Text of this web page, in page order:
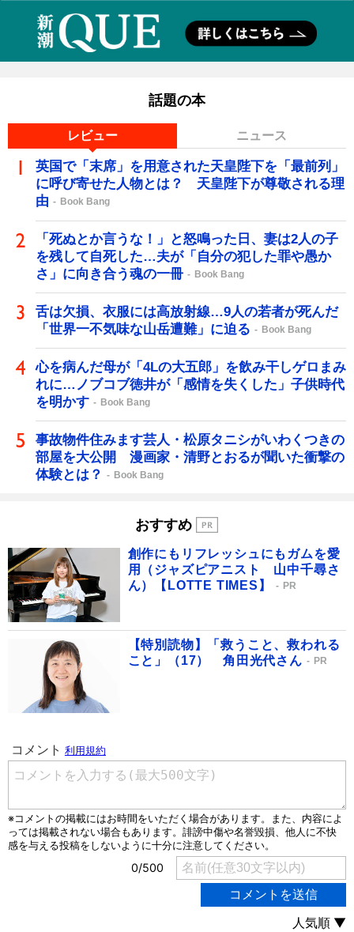
話題の本
レビュー ニュース
英国で「末席」を用意された天皇陛下を「最前列」
に呼び寄せた人物とは？ 天皇陛下が尊敬される理
由
Book Bang
「死ぬとか言うな！」と怒鳴った日、妻は2人の子
を残して自死した…夫が「自分の犯した罪や愚か
さ」に向き合う魂の一冊
Book Bang
舌は欠損、衣服には高放射線…9人の若者が死んだ
「世界一不気味な山岳遭難」に迫る
Book Bang
心を病んだ母が「4Lの大五郎」を飲み干しゲロまみ
れに…ノブコブ徳井が「感情を失くした」子供時代
を明かす
Book Bang
事故物件住みます芸人・松原タニシがいわくつきの
部屋を大公開 漫画家・清野とおるが聞いた衝撃の
体験とは？
Book Bang
おすすめ
創作にもリフレッシュにもガムを愛
用（ジャズピアニスト 山中千尋さ
ん）【LOTTE TIMES】
PR
【特別読物】「救うこと、救われる
こと」（17） 角田光代さん
PR